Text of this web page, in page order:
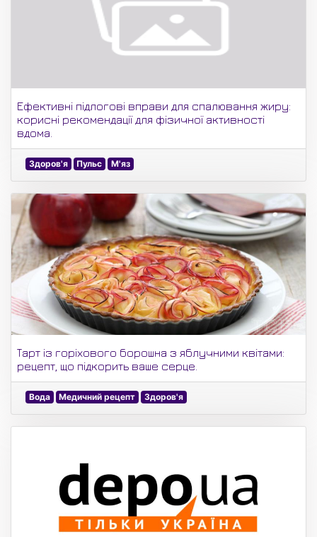
Ефективні підлогові вправи для спалювання жиру:
корисні рекомендації для фізичної активності
вдома.
Здоров'я Пульс М'яз
Тарт із горіхового борошна з яблучними квітами:
рецепт, що підкорить ваше серце.
Вода Медичний рецепт Здоров'я